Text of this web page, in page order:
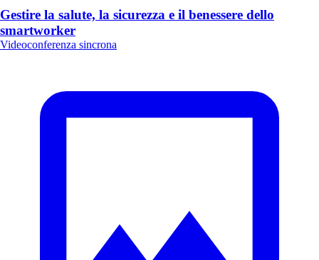
Gestire la salute, la sicurezza e il benessere dello
smartworker
Videoconferenza sincrona